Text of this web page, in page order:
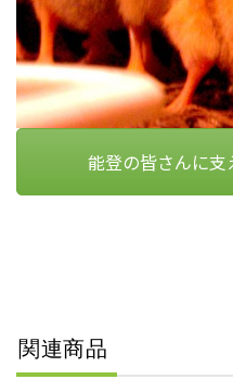
能登の皆さんに
関連商品